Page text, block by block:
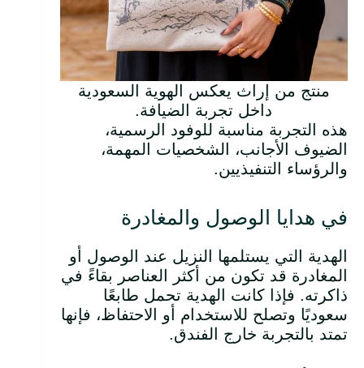
منتج من إراث يعكس الهوية السعودية
داخل تجربة الضيافة.
هذه التجربة مناسبة للوفود الرسمية،
الضيوف الأجانب، الشخصيات المهمة،
والرؤساء التنفيذيين.
في هدايا الوصول والمغادرة
الهدية التي يستلمها النزيل عند الوصول أو
المغادرة قد تكون من أكثر العناصر بقاءً في
ذاكرته. فإذا كانت الهدية تحمل طابعًا
سعوديًا وتصلح للاستخدام أو الاحتفاظ، فإنها
تمتد بالتجربة خارج الفندق.